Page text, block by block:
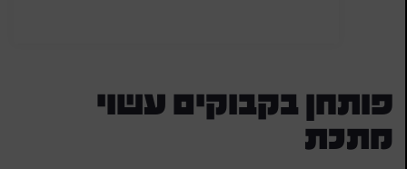
פותחן בקבוקים עשוי
מתכת